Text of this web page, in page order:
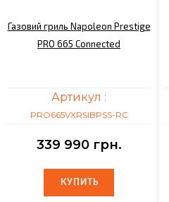
Газовий гриль Napoleon Prestige
PRO 665 Connected
Артикул :
PRO665VXRSIBPSS-RC
339 990 грн.
КУПИТЬ
КУПИТЬ